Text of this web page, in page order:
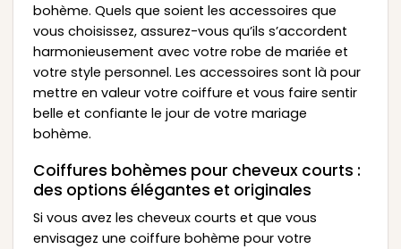
bohème. Quels que soient les accessoires que
vous choisissez, assurez-vous qu’ils s’accordent
harmonieusement avec votre robe de mariée et
votre style personnel. Les accessoires sont là pour
mettre en valeur votre coiffure et vous faire sentir
belle et confiante le jour de votre mariage
bohème.
Coiffures bohèmes pour cheveux courts :
des options élégantes et originales
Si vous avez les cheveux courts et que vous
envisagez une coiffure bohème pour votre